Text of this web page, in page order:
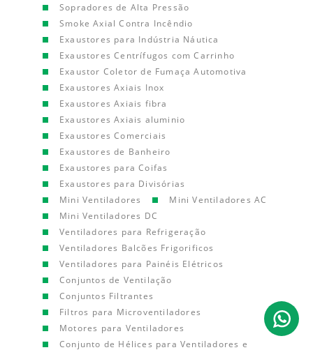
Sopradores de Alta Pressão
Smoke Axial Contra Incêndio
Exaustores para Indústria Náutica
Exaustores Centrífugos com Carrinho
Exaustor Coletor de Fumaça Automotiva
Exaustores Axiais Inox
Exaustores Axiais fibra
Exaustores Axiais aluminio
Exaustores Comerciais
Exaustores de Banheiro
Exaustores para Coifas
Exaustores para Divisórias
Mini Ventiladores
Mini Ventiladores AC
Mini Ventiladores DC
Ventiladores para Refrigeração
Ventiladores Balcões Frigorificos
Ventiladores para Painéis Elétricos
Conjuntos de Ventilação
Conjuntos Filtrantes
Filtros para Microventiladores
Motores para Ventiladores
Conjunto de Hélices para Ventiladores e